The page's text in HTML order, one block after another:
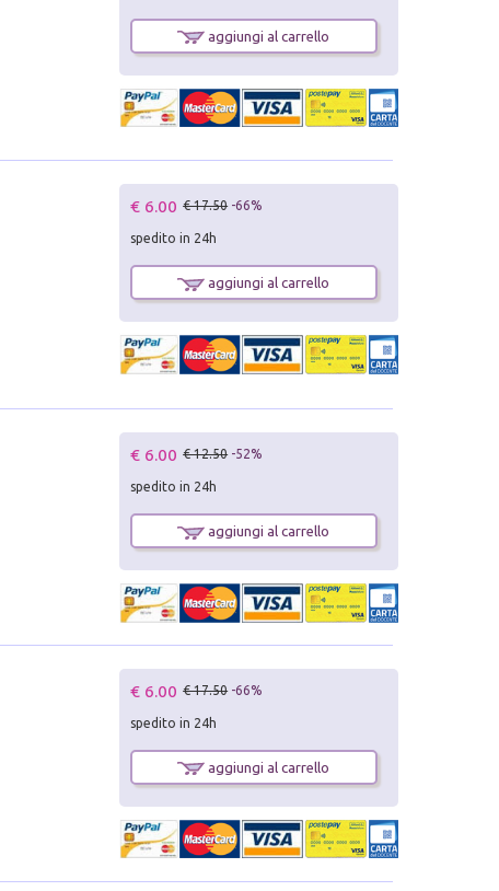
aggiungi al carrello
€ 6.00 € 17.50 -66%
spedito in 24h
aggiungi al carrello
€ 6.00 € 12.50 -52%
spedito in 24h
aggiungi al carrello
€ 6.00 € 17.50 -66%
spedito in 24h
aggiungi al carrello